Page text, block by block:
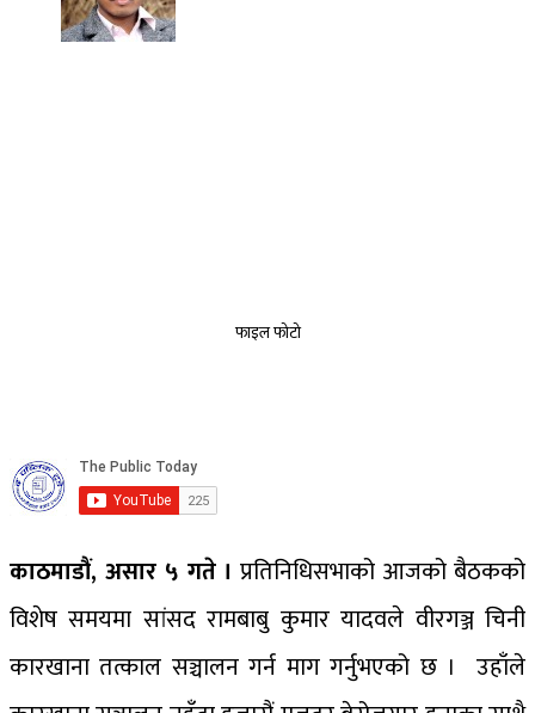
फाइल फोटो
काठमाडौं, असार ५ गते । प्रतिनिधिसभाको आजको बैठकको
विशेष समयमा सांसद रामबाबु कुमार यादवले वीरगञ्ज चिनी
कारखाना तत्काल सञ्चालन गर्न माग गर्नुभएको छ । उहाँले